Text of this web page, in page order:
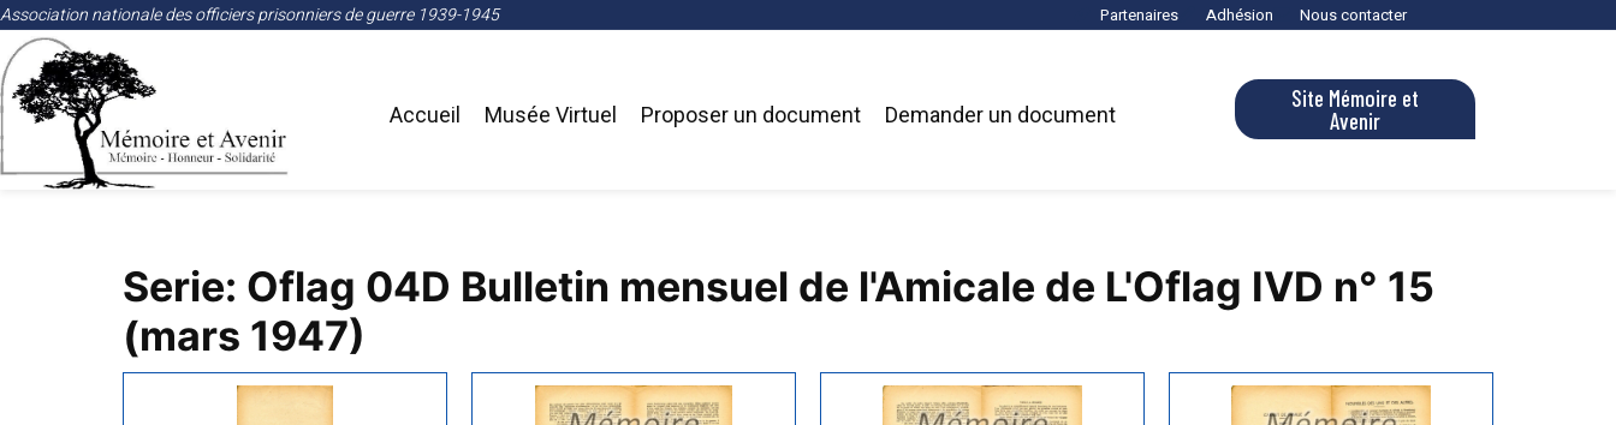
Association nationale des officiers prisonniers de guerre 1939-1945 Partenaires Adhésion Nous contacter
Accueil Musée Virtuel Proposer un document Demander un document
Site Mémoire et
Avenir
Serie: Oflag 04D Bulletin mensuel de l'Amicale de L'Oflag IVD n° 15
(mars 1947)